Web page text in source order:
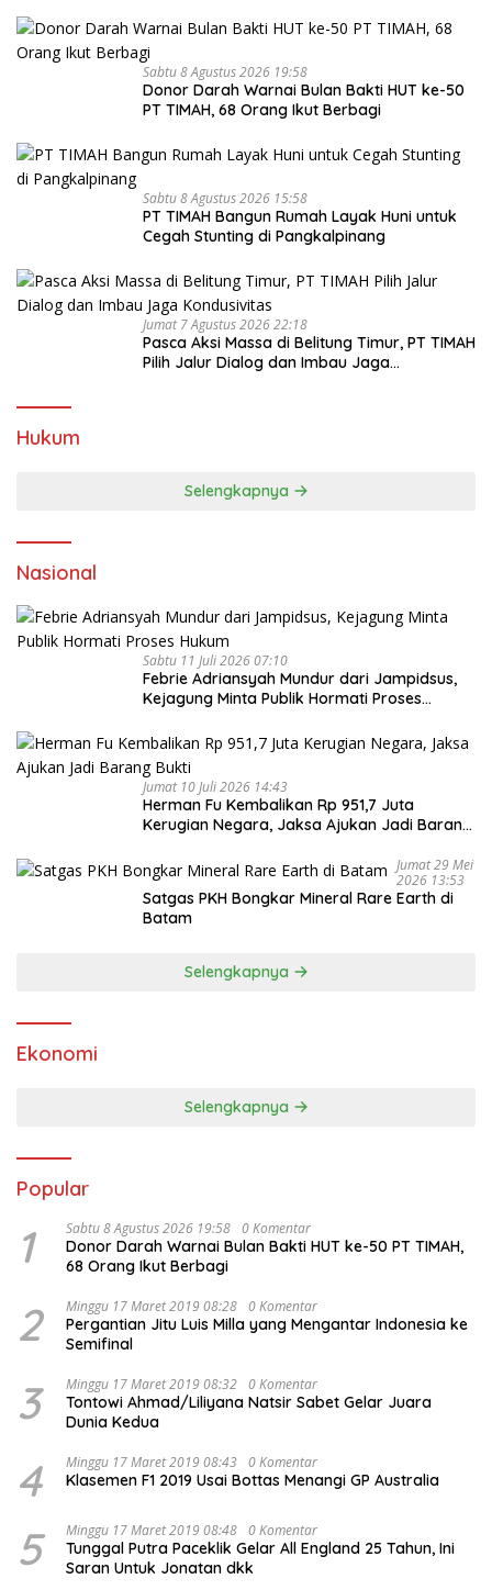
Sabtu 8 Agustus 2026 19:58
Donor Darah Warnai Bulan Bakti HUT ke-50
PT TIMAH, 68 Orang Ikut Berbagi
Sabtu 8 Agustus 2026 15:58
PT TIMAH Bangun Rumah Layak Huni untuk
Cegah Stunting di Pangkalpinang
Jumat 7 Agustus 2026 22:18
Pasca Aksi Massa di Belitung Timur, PT TIMAH
Pilih Jalur Dialog dan Imbau Jaga
Hukum
Selengkapnya
Nasional
Sabtu 11 Juli 2026 07:10
Febrie Adriansyah Mundur dari Jampidsus,
Kejagung Minta Publik Hormati Proses
Jumat 10 Juli 2026 14:43
Herman Fu Kembalikan Rp 951,7 Juta
Kerugian Negara, Jaksa Ajukan Jadi Barang
Jumat 29 Mei
2026 13:53
Satgas PKH Bongkar Mineral Rare Earth di
Selengkapnya
Ekonomi
Selengkapnya
Popular
1 Sabtu 8 Agustus 2026 19:58 0 Komentar
Donor Darah Warnai Bulan Bakti HUT ke-50 PT TIMAH,
68 Orang Ikut Berbagi
2 Minggu 17 Maret 2019 08:28 0 Komentar
Pergantian Jitu Luis Milla yang Mengantar Indonesia ke
Semifinal
3 Minggu 17 Maret 2019 08:32 0 Komentar
Tontowi Ahmad/Liliyana Natsir Sabet Gelar Juara
Dunia Kedua
4 Minggu 17 Maret 2019 08:43 0 Komentar
Klasemen F1 2019 Usai Bottas Menangi GP Australia
5 Minggu 17 Maret 2019 08:48 0 Komentar
Tunggal Putra Paceklik Gelar All England 25 Tahun, Ini
Saran Untuk Jonatan dkk